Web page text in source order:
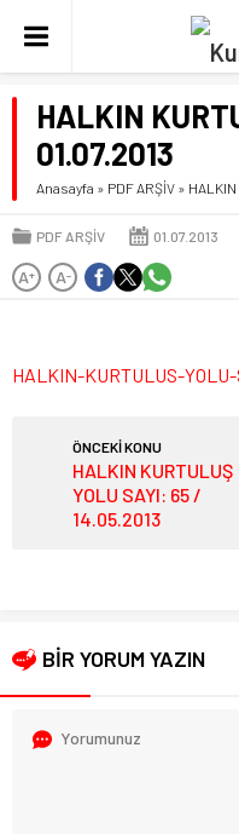
HALKIN
01.07.2013
Anasayfa » PDF ARŞİV »
PDF ARŞİV 01.07.2013
A+ A-
HALKIN-KURTULUS-
ÖNCEKİ KONU
HALKIN KURTULUŞ
YOLU SAYI: 65 /
14.05.2013
BİR YORUM YAZIN